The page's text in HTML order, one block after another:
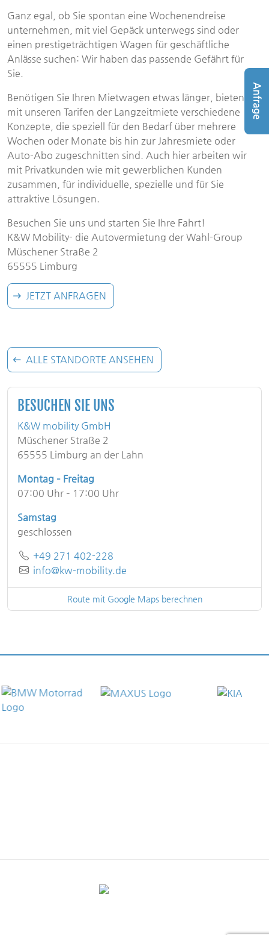
Ganz egal, ob Sie spontan eine Wochenendreise
unternehmen, mit viel Gepäck unterwegs sind oder
einen prestigeträchtigen Wagen für geschäftliche
Anlässe suchen: Wir haben das passende Gefährt für
Sie.
Benötigen Sie Ihren Mietwagen etwas länger, bieten wir
mit unseren Tarifen der Langzeitmiete verschiedene
Konzepte, die speziell für den Bedarf über mehrere
Wochen oder Monate bis hin zur Jahresmiete oder
Auto-Abo zugeschnitten sind. Auch hier arbeiten wir
mit Privatkunden wie mit gewerblichen Kunden
zusammen, für individuelle, spezielle und für Sie
attraktive Lösungen.
Besuchen Sie uns und starten Sie Ihre Fahrt!
K&W Mobility- die Autovermietung der Wahl-Group
Müschener Straße 2
65555 Limburg
JETZT ANFRAGEN
ALLE STANDORTE ANSEHEN
BESUCHEN SIE UNS
K&W mobility GmbH
Müschener Straße 2
65555 Limburg an der Lahn
Montag – Freitag
07:00 Uhr – 17:00 Uhr
Samstag
geschlossen
Telefon
Telefon
+49 271 402-228
E-Mail
info@kw-mobility.de
Route mit Google Maps berechnen
Weidenau | +49 271 402-228 | info@kw-mobility.de
Anfrage